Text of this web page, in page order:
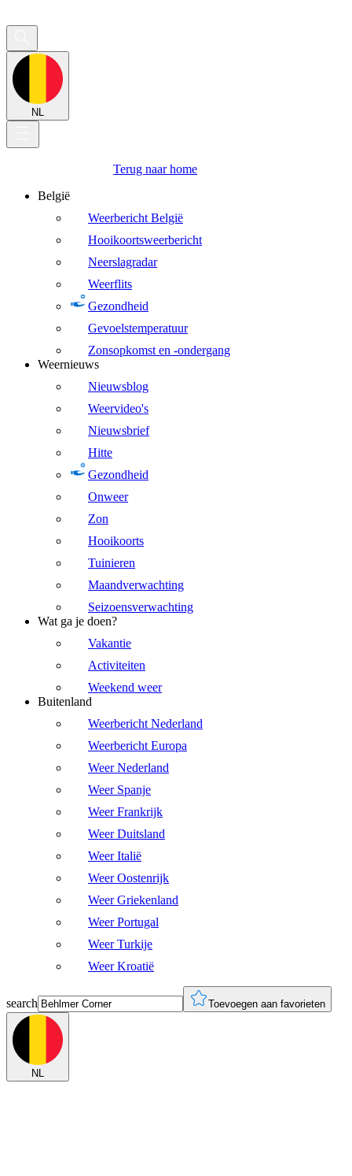
NL
Terug naar home
België
Weerbericht België
Hooikoortsweerbericht
Neerslagradar
Weerflits
Gezondheid
Gevoelstemperatuur
Zonsopkomst en -ondergang
Weernieuws
Nieuwsblog
Weervideo's
Nieuwsbrief
Hitte
Gezondheid
Onweer
Zon
Hooikoorts
Tuinieren
Maandverwachting
Seizoensverwachting
Wat ga je doen?
Vakantie
Activiteiten
Weekend weer
Buitenland
Weerbericht Nederland
Weerbericht Europa
Weer Nederland
Weer Spanje
Weer Frankrijk
Weer Duitsland
Weer Italië
Weer Oostenrijk
Weer Griekenland
Weer Portugal
Weer Turkije
Weer Kroatië
search Toevoegen aan favorieten
NL